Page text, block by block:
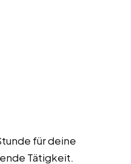
für deine
Tätigkeit.